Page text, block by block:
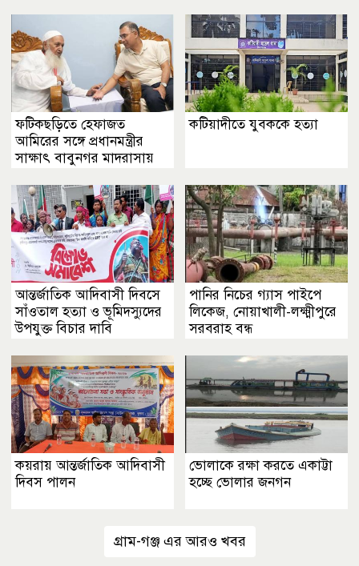
ফটিকছড়িতে হেফাজত
আমিরের সঙ্গে প্রধানমন্ত্রীর
সাক্ষাৎ বাবুনগর মাদরাসায়
কটিয়াদীতে যুবককে হত্যা
আন্তর্জাতিক আদিবাসী দিবসে
সাঁওতাল ‎হত্যা ও ভূমিদস্যুদের
উপযুক্ত বিচার দাবি
পানির নিচের গ্যাস পাইপে
লিকেজ, নোয়াখালী-লক্ষ্মীপুরে
সরবরাহ বন্ধ
কয়রায় আন্তর্জাতিক আদিবাসী
দিবস পালন
ভোলাকে রক্ষা করতে একাট্টা
হচ্ছে ভোলার জনগন
গ্রাম-গঞ্জ এর আরও খবর